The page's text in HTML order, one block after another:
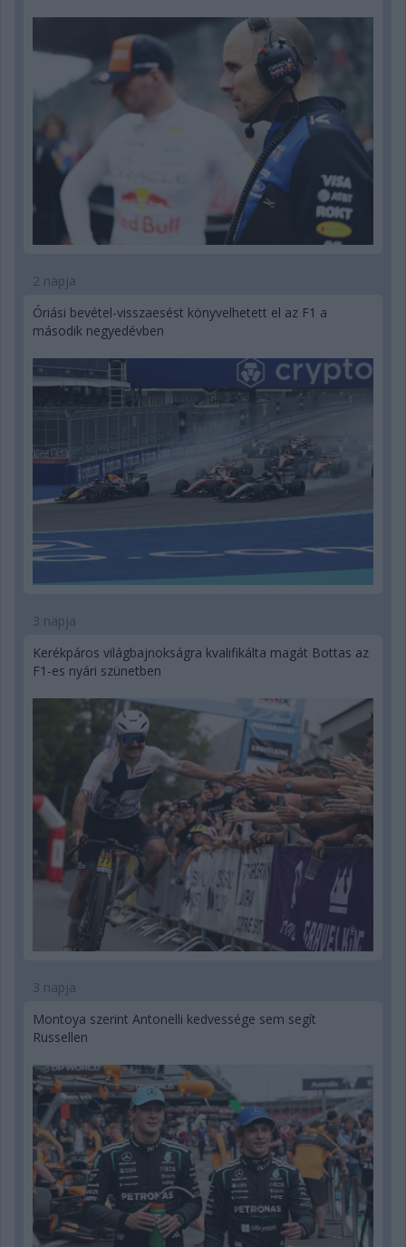
2 napja
Óriási bevétel-visszaesést könyvelhetett el az F1 a
második negyedévben
3 napja
Kerékpáros világbajnokságra kvalifikálta magát Bottas az
F1-es nyári szünetben
3 napja
Montoya szerint Antonelli kedvessége sem segít
Russellen